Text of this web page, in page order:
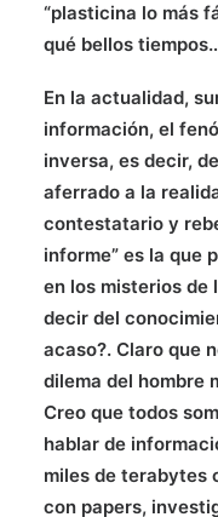
“plasticina lo más
qué bellos
En la actualidad,
información, el
inversa, es decir,
aferrado a la
contestatario y
informe” es la que
en los misterios de
decir del
acaso?. Claro que
dilema del hombre
Creo que todos
hablar de
miles de terabytes
con papers,